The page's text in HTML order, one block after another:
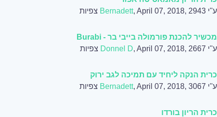
ע''י
Bernadett, April 07, 2018, 2943 צפיות
מכשיר להכנת פורמולה בייבי בר - Burabi
ע''י
Donnel D, April 07, 2018, 2667 צפיות
כרית הנקה ליחיד עם תמיכה לגב ירוק
ע''י
Bernadett, April 07, 2018, 3067 צפיות
כרית הריון בורדו